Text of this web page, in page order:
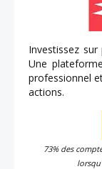
Investissez
Une
professionnel
actions.
73% des